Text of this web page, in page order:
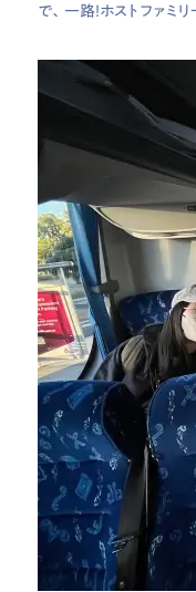
で、一路！ホストファミ